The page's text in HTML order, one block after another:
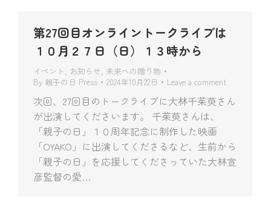
第27回目オンライントークライブは
１０月２７日（日）１３時から
イベント , お知らせ, 未来への贈り物
By 親子の日 Press 2024年10月22日 Leave a comment
次回、27回目のトークライブに大林千茱萸さん
が出演してくださいます。 千茱萸さんは、
「親子の日」１０周年記念に制作した映画
「OYAKO」に出演してくださるなど、生前から
「親子の日」を応援してくださっていた大林宣
彦監督の愛…